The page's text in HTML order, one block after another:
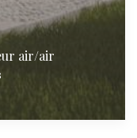
air/air